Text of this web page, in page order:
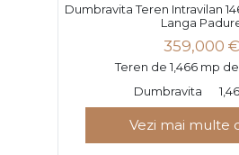
Dumbravita Teren Intravilan
Langa
359,000 €
Teren de 1,466 mp
Dumbravita
Vezi mai multe